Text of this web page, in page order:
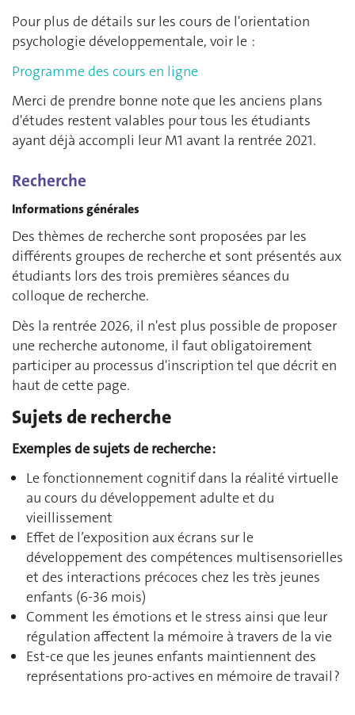
Pour plus de détails sur les cours de l'orientation
psychologie développementale, voir le :
Programme des cours en ligne
Merci de prendre bonne note que les anciens plans
d'études restent valables pour tous les étudiants
ayant déjà accompli leur M1 avant la rentrée 2021.
Recherche
Informations générales
Des thèmes de recherche sont proposées par les
différents groupes de recherche et sont présentés aux
étudiants lors des trois premières séances du
colloque de recherche.
Dès la rentrée 2026, il n'est plus possible de proposer
une recherche autonome, il faut obligatoirement
participer au processus d'inscription tel que décrit en
haut de cette page.
Sujets de recherche
Exemples de sujets de recherche :
Le fonctionnement cognitif dans la réalité virtuelle
au cours du développement adulte et du
vieillissement
Effet de l’exposition aux écrans sur le
développement des compétences multisensorielles
et des interactions précoces chez les très jeunes
enfants (6-36 mois)
Comment les émotions et le stress ainsi que leur
régulation affectent la mémoire à travers de la vie
Est-ce que les jeunes enfants maintiennent des
représentations pro-actives en mémoire de travail ?